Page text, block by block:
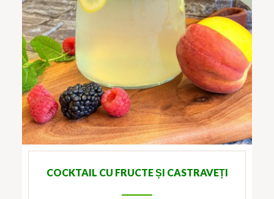
COCKTAIL CU FRUCTE ȘI CASTRAVEȚI